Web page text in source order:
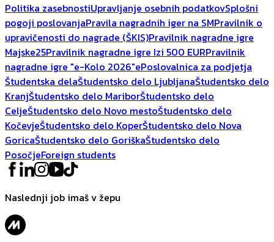
Politika zasebnostiUpravljanje osebnih podatkovSplošni
pogoji poslovanjaPravila nagradnih iger na SMPravilnik o
upravičenosti do nagrade (ŠKIS)Pravilnik nagradne igre
Majske25Pravilnik nagradne igre Izi 500 EURPravilnik
nagradne igre "e-Kolo 2026"ePoslovalnica za podjetja
Študentska delaŠtudentsko delo LjubljanaŠtudentsko delo
KranjŠtudentsko delo MariborŠtudentsko delo
CeljeŠtudentsko delo Novo mestoŠtudentsko delo
KočevjeŠtudentsko delo KoperŠtudentsko delo Nova
GoricaŠtudentsko delo GoriškaŠtudentsko delo
PosočjeForeign students
Naslednji job imaš v žepu